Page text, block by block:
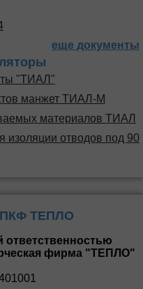
еще документы
"ТИАЛ"
манжет ТИАЛ-М
материалов ТИАЛ
изоляции отводов под 90
ПКФ ТЕПЛО
ответственностью
фирма "ТЕПЛО"